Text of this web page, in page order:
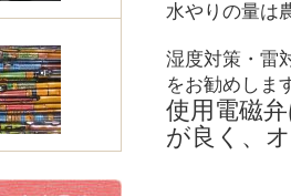
水やりの量は
湿度対策・雷
をお勧めしま
使用電磁
が良く、